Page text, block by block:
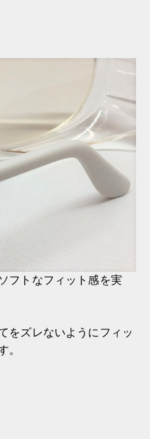
フトなフィット感を実
をズレないようにフィッ
。